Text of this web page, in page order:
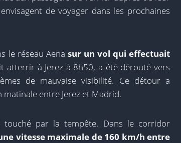
de voyager dans les prochaines
le réseau Aena sur un vol qui effectuait
atterrir à Jerez à 8h50, a été dérouté vers
de mauvaise visibilité. Ce détour a
entre Jerez et Madrid.
par la tempête. Dans le corridor
vitesse maximale de 160 km/h entre